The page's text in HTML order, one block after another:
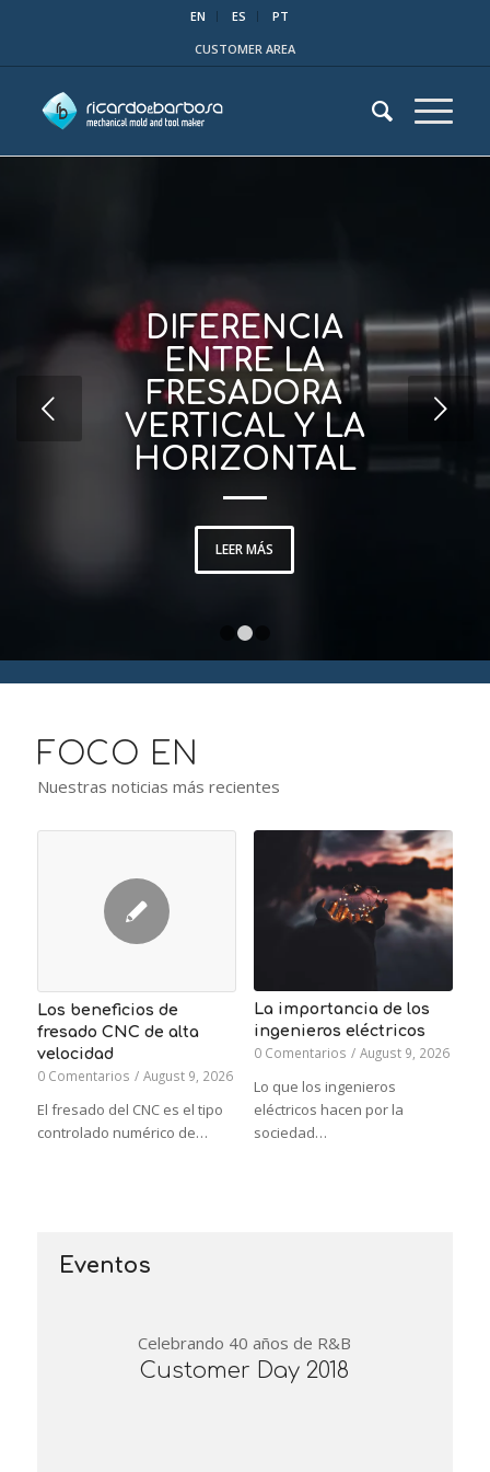
EN ES
PT
CUSTOMER AREA
DIFERENCIA
ENTRE LA
FRESADORA
VERTICAL Y LA
HORIZONTAL
LEER MÁS
Posterior
FOCO EN
Nuestras noticias más recientes
Los beneficios de
fresado CNC de alta
velocidad
0 Comentarios / August 9, 2026
El fresado del CNC es el tipo
controlado numérico de…
La importancia de los
ingenieros eléctricos
0 Comentarios / August 9, 2026
Lo que los ingenieros
eléctricos hacen por la
sociedad…
Eventos
Celebrando 40 años de R&B
Customer Day 2018